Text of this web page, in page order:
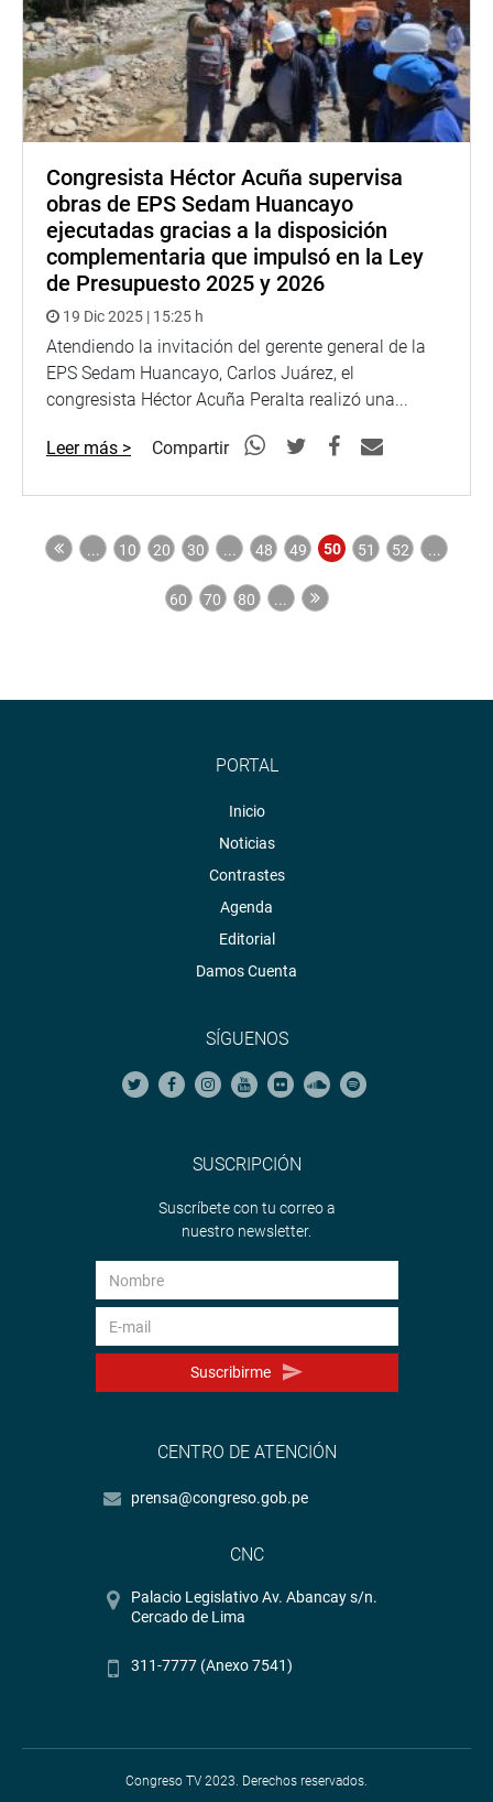
Congresista Héctor Acuña supervisa
obras de EPS Sedam Huancayo
ejecutadas gracias a la disposición
complementaria que impulsó en la Ley
de Presupuesto 2025 y 2026
19 Dic 2025 | 15:25 h
Atendiendo la invitación del gerente general de la
EPS Sedam Huancayo, Carlos Juárez, el
congresista Héctor Acuña Peralta realizó una...
Leer más > Compartir
... 10 20 30 ... 48 49 50 51 52 ...
60 70 80 ...
PORTAL
Inicio
Noticias
Contrastes
Agenda
Editorial
Damos Cuenta
SÍGUENOS
SUSCRIPCIÓN
Suscríbete con tu correo a
nuestro newsletter.
Suscribirme
CENTRO DE ATENCIÓN
prensa@congreso.gob.pe
CNC
Palacio Legislativo Av. Abancay s/n.
Cercado de Lima
311-7777 (Anexo 7541)
Congreso TV 2023. Derechos reservados.